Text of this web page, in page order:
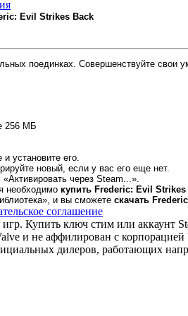
Evil Strikes Back
поединках. Совершенствуйте свои
256 МБ
установите его.
новый, если у вас его еще нет.
через Steam...».
необходимо купить Frederic: Evil Strikes
и вы сможете скачать
соглашение
Купить ключ стим или аккаунт
и не аффилирован с корпорацией
дилеров, работающих